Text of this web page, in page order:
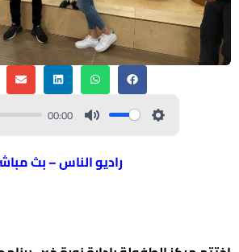
00:00
راديو الناس – بث مباشر